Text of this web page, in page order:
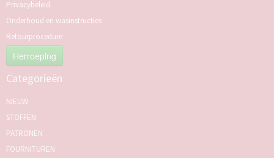
Privacybeleid
Onderhoud en wasinstructies
Retourprocedure
Herroeping
Categorieën
NIEUW
STOFFEN
PATRONEN
FOURNITUREN